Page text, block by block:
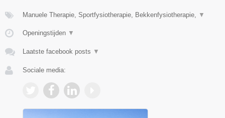
Manuele Therapie, Sportfysiotherapie, Bekkenfysiotherapie, ▼
Openingstijden ▼
Laatste facebook posts ▼
Sociale media: